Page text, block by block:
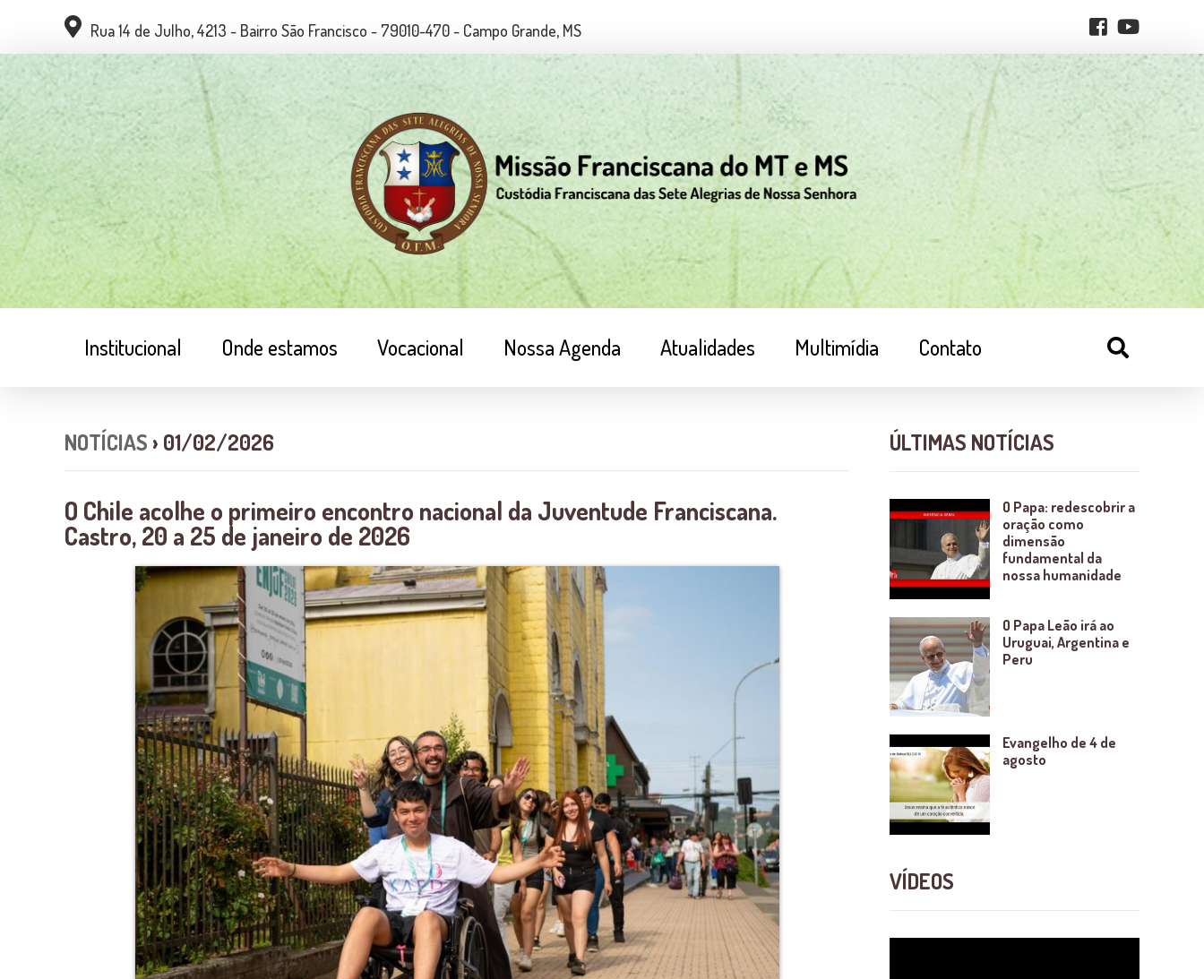
Rua 14 de Julho, 4213 - Bairro São Francisco - 79010-470 - Campo Grande, MS
Institucional Onde estamos Vocacional Nossa Agenda Atualidades Multimídia Contato
NOTÍCIAS › 01/02/2026
O Chile acolhe o primeiro encontro nacional da Juventude Franciscana.
Castro, 20 a 25 de janeiro de 2026
ÚLTIMAS NOTÍCIAS
O Papa: redescobrir a
oração como
dimensão
fundamental da
nossa humanidade
O Papa Leão irá ao
Uruguai, Argentina e
Peru
Evangelho de 4 de
agosto
VÍDEOS